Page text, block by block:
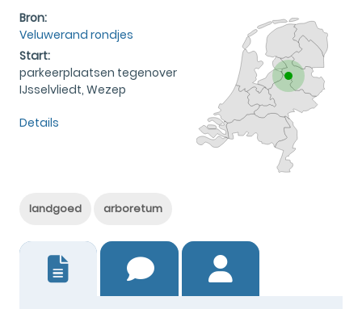
Bron:
Veluwerand rondjes
Start:
parkeerplaatsen tegenover
IJsselvliedt, Wezep
Details
landgoed arboretum